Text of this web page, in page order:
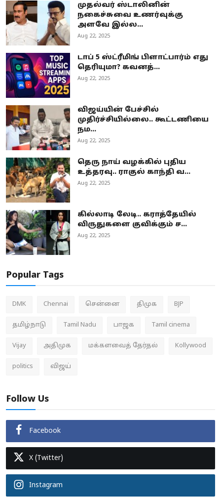
முதல்வர் ஸ்டாலினின்
நகைச்சுவை உணர்வுக்கு
அளவே இல்ல...
Aug 22, 2025
டாப் 5 ஸ்ட்ரீமிங் பிளாட்பார்ம் எது
தெரியுமா? கவனத்...
Aug 22, 2025
விஜய்யின் பேச்சில்
முதிர்ச்சியில்லை.. கூட்டணியை
நம...
Aug 22, 2025
தெரு நாய் வழக்கில் புதிய
உத்தரவு.. ராகுல் காந்தி வ...
Aug 22, 2025
கில்லாடி லேடி.. கராத்தேயில்
விருதுகளை குவிக்கும் ச...
Aug 22, 2025
Popular Tags
DMK Chennai சென்னை திமுக BJP
தமிழ்நாடு Tamil Nadu பாஜக Tamil cinema
Vijay அதிமுக மக்களவைத் தேர்தல் Kollywood
politics விஜய்
Follow Us
Facebook
X (Twitter)
Instagram